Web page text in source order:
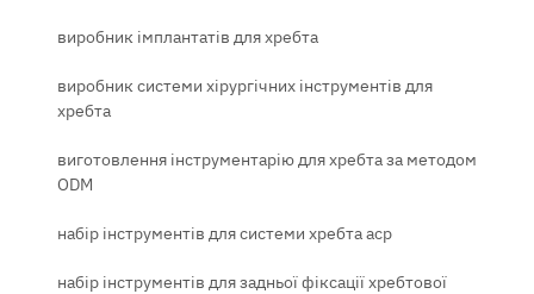
виробник імплантатів для хребта
виробник системи хірургічних інструментів для
хребта
виготовлення інструментарію для хребта за методом
ODM
набір інструментів для системи хребта acp
набір інструментів для задньої фіксації хребтової